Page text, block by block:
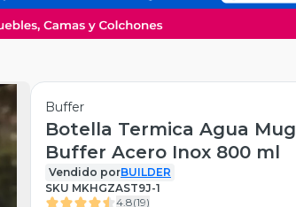
Buffer
Botella Termica Agua Mug
Buffer Acero Inox 800 ml
Vendido porBUILDER
SKU MKHGZAST9J-1
4.8(19)